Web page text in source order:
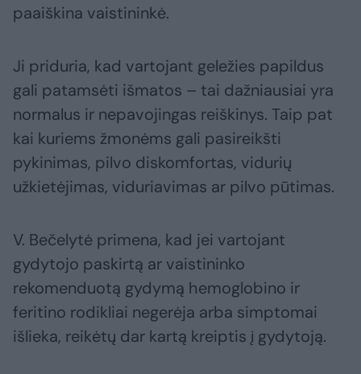
paaiškina vaistininkė.
Ji priduria, kad vartojant geležies papildus
gali patamsėti išmatos – tai dažniausiai yra
normalus ir nepavojingas reiškinys. Taip pat
kai kuriems žmonėms gali pasireikšti
pykinimas, pilvo diskomfortas, vidurių
užkietėjimas, viduriavimas ar pilvo pūtimas.
V. Bečelytė primena, kad jei vartojant
gydytojo paskirtą ar vaistininko
rekomenduotą gydymą hemoglobino ir
feritino rodikliai negerėja arba simptomai
išlieka, reikėtų dar kartą kreiptis į gydytoją.